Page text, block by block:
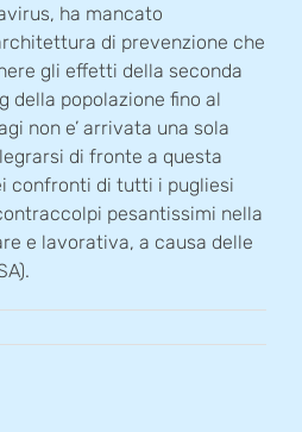
ha mancato
di prevenzione che
gli effetti della seconda
della popolazione fino al
non e’ arrivata una sola
di fronte a questa
confronti di tutti i pugliesi
pesantissimi nella
e lavorativa, a causa delle